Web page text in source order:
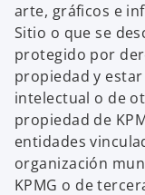
arte, gráficos e
Sitio o que se
protegido por
propiedad y
intelectual o de
propiedad de
entidades
organización
KPMG o de